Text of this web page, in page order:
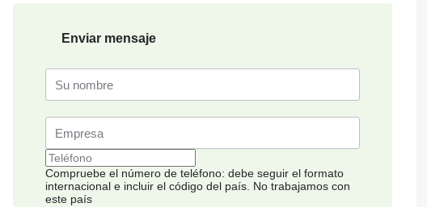
Enviar mensaje
Compruebe el número de teléfono: debe seguir el formato
internacional e incluir el código del país. No trabajamos con
este país